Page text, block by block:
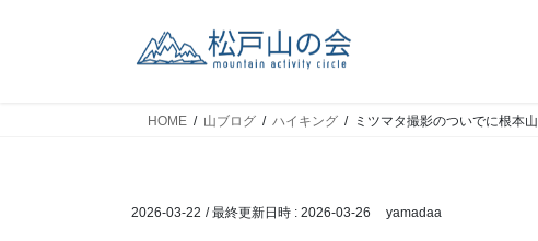
HOME 山ブログ ハイキング ミツマタ撮影のついでに根本山
2026-03-22 / 最終更新日時 : 2026-03-26 yamadaa